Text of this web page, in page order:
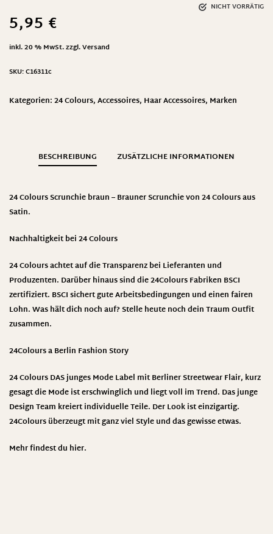
NICHT VORRÄTIG
5,95 €
inkl. 20 % MwSt.zzgl.Versand
SKU:C16311c
Kategorien:24 Colours,Accessoires, Haar Accessoires, Marken
BESCHREIBUNG ZUSÄTZLICHE INFORMATIONEN
24 Colours Scrunchie braun – Brauner Scrunchie von 24 Colours aus
Satin.
Nachhaltigkeit bei 24 Colours
24 Colours achtet auf die Transparenz bei Lieferanten und
Produzenten. Darüber hinaus sind die 24Colours Fabriken BSCI
zertifiziert. BSCI sichert gute Arbeitsbedingungen und einen fairen
Lohn. Was hält dich noch auf? Stelle heute noch dein Traum Outfit
zusammen.
24Coloursa Berlin Fashion Story
24 Colours DAS junges Mode Label mit Berliner Streetwear Flair, kurz
gesagt die Mode ist erschwinglich und liegt voll im Trend. Das junge
Design Team kreiert individuelle Teile. Der Look ist einzigartig.
24Colours überzeugt mit ganz viel Style und das gewisse etwas.
Mehr findest du hier.